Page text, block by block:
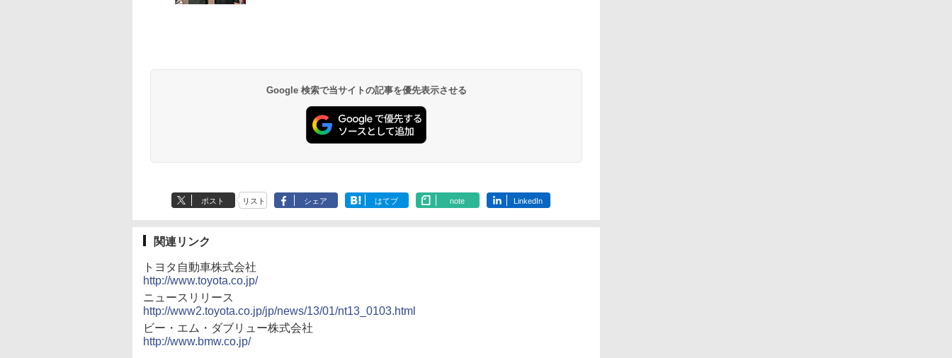
Google 検索で当サイトの記事を優先表示させる
ポスト リスト シェア はてブ note LinkedIn
関連リンク
トヨタ自動車株式会社
http://www.toyota.co.jp/
ニュースリリース
http://www2.toyota.co.jp/jp/news/13/01/nt13_0103.html
ビー・エム・ダブリュー株式会社
http://www.bmw.co.jp/